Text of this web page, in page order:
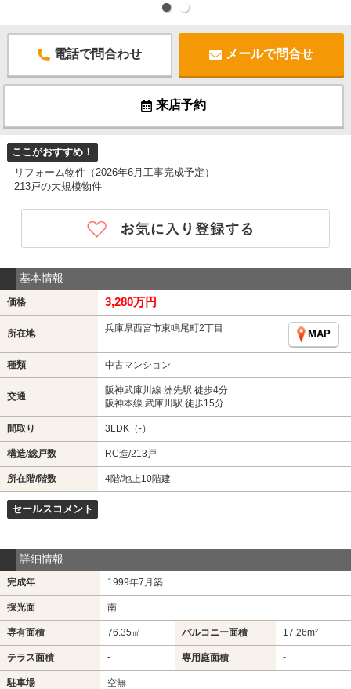
電話で問合わせ メールで問合せ
来店予約
ここがおすすめ！
リフォーム物件（2026年6月工事完成予定）
213戸の大規模物件
基本情報
価格 3,280万円
所在地 兵庫県西宮市東鳴尾町2丁目
MAP
種類 中古マンション
交通
阪神武庫川線 洲先駅 徒歩4分
阪神本線 武庫川駅 徒歩15分
間取り 3LDK（-）
構造/総戸数 RC造/213戸
所在階/階数 4階/地上10階建
セールスコメント
-
詳細情報
完成年 1999年7月築
採光面 南
専有面積 76.35㎡ バルコニー面積 17.26m²
テラス面積 - 専用庭面積 -
駐車場 空無